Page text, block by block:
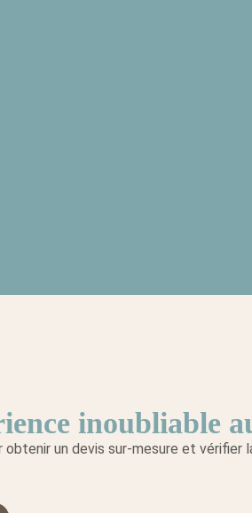
inoubliable
un devis sur-mesure et vérifier